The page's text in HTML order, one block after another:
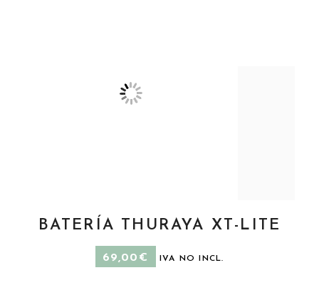
AÑADIR AL CARRITO
BATERÍA THURAYA XT-LITE
69,00 € IVA NO INCL.